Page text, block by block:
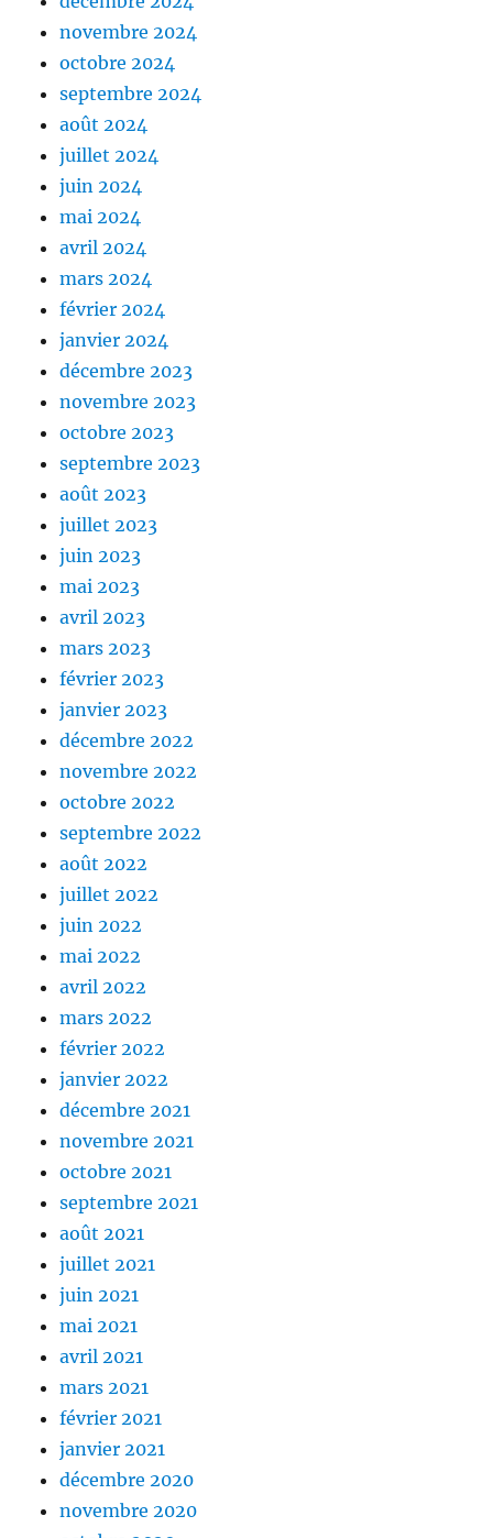
novembre 2024
octobre 2024
septembre 2024
août 2024
juillet 2024
juin 2024
mai 2024
avril 2024
mars 2024
février 2024
janvier 2024
décembre 2023
novembre 2023
octobre 2023
septembre 2023
août 2023
juillet 2023
juin 2023
mai 2023
avril 2023
mars 2023
février 2023
janvier 2023
décembre 2022
novembre 2022
octobre 2022
septembre 2022
août 2022
juillet 2022
juin 2022
mai 2022
avril 2022
mars 2022
février 2022
janvier 2022
décembre 2021
novembre 2021
octobre 2021
septembre 2021
août 2021
juillet 2021
juin 2021
mai 2021
avril 2021
mars 2021
février 2021
janvier 2021
décembre 2020
novembre 2020